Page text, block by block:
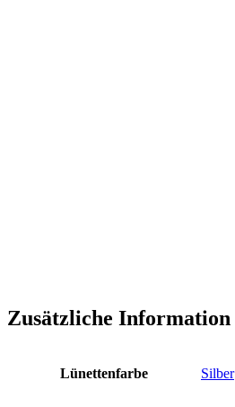
Zusätzliche Information
Lünettenfarbe Silber